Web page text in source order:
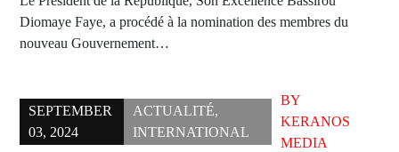
Diomaye Faye, a procédé à la nomination des membres du
nouveau Gouvernement…
SEPTEMBER
03, 2024
ACTUALITÉ,
INTERNATIONAL
BY
KERANOS
MEDIA